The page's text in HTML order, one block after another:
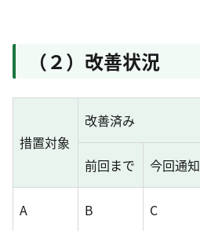
（２）改善状況
措置対象
改善済み
前回まで
今回通知
A B C